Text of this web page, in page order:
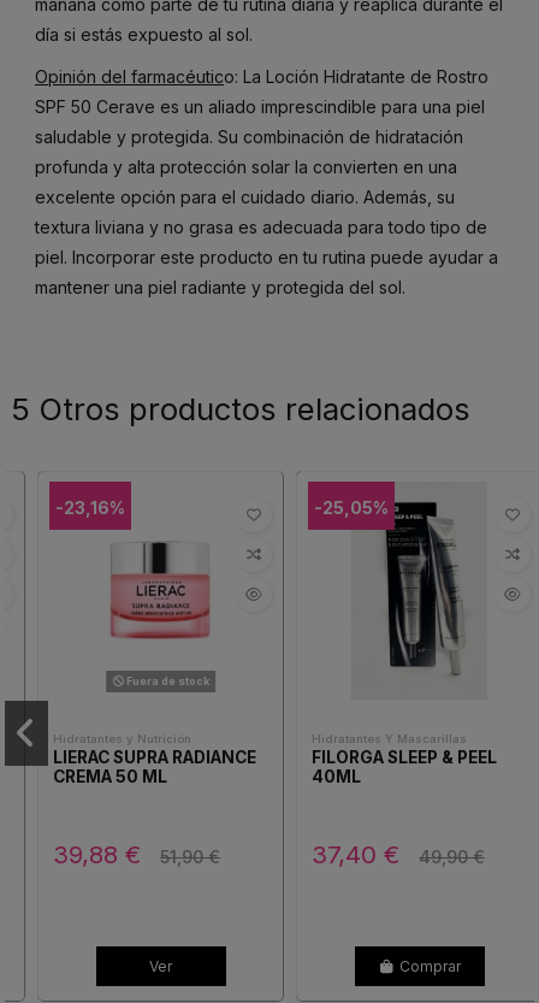
mañana como parte de tu rutina diaria y reaplica durante el
día si estás expuesto al sol.
Opinión del farmacéutico: La Loción Hidratante de Rostro
SPF 50 Cerave es un aliado imprescindible para una piel
saludable y protegida. Su combinación de hidratación
profunda y alta protección solar la convierten en una
excelente opción para el cuidado diario. Además, su
textura liviana y no grasa es adecuada para todo tipo de
piel. Incorporar este producto en tu rutina puede ayudar a
mantener una piel radiante y protegida del sol.
5 Otros productos relacionados
-23,16%
Fuera de stock
Hidratantes y Nutrición
LIERAC SUPRA RADIANCE
CREMA 50 ML
39,88 € 51,90 €
Ver
-25,05%
Hidratantes Y Mascarillas
FILORGA SLEEP & PEEL
40ML
37,40 € 49,90 €
Comprar